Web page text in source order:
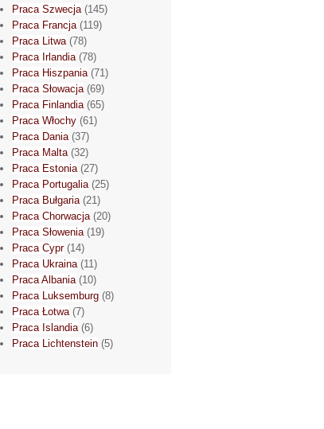
Praca Szwecja(145)
Praca Francja(119)
Praca Litwa(78)
Praca Irlandia(78)
Praca Hiszpania(71)
Praca Słowacja(69)
Praca Finlandia(65)
Praca Włochy (61)
Praca Dania(37)
Praca Malta(32)
Praca Estonia(27)
Praca Portugalia(25)
Praca Bułgaria(21)
Praca Chorwacja(20)
Praca Słowenia(19)
Praca Cypr(14)
Praca Ukraina(11)
Praca Albania(10)
Praca Luksemburg (8)
Praca Łotwa(7)
Praca Islandia(6)
Praca Lichtenstein (5)